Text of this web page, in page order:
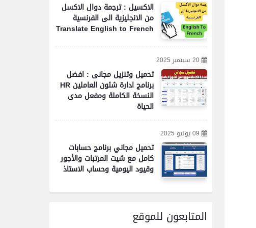
الاكسيل : ترجمة دوال الاكسل
من الانجليزية الى الفرنسية
Translate English to French
20 سبتمبر 2025
تحميل وتنزيل مجانى : افضل
برنامج ادارة شئون العاملين HR
النسخة الكاملة ومفعل مدى
الحياة
09 يونيو 2025
تحميل مجاني برنامج حسابات
كامل مع شيت المرتبات والأجور
وقيود اليومية وحساب الاستاذ
المتابعون للموقع